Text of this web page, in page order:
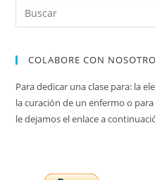
COLABORE CON
Para dedicar una clase para: la
la curación de un enfermo o
le dejamos el enlace a